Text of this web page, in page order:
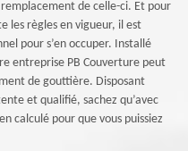
de celle-ci. Et pour
les règles en vigueur, il est
pour s’en occuper. Installé
entreprise PB Couverture peut
de gouttière. Disposant
et qualifié, sachez qu’avec
calculé pour que vous puissiez